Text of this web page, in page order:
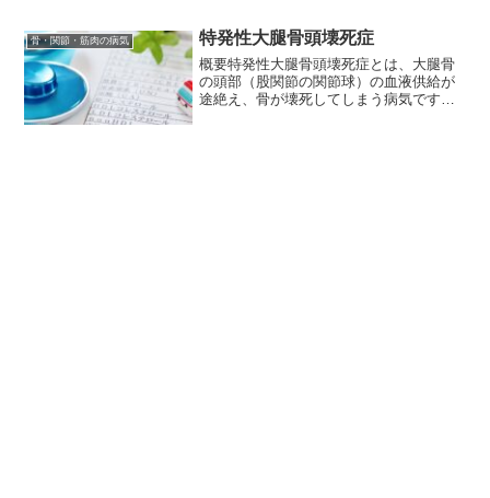
生活に大きな支障をきたすこともありま
す。この記事では、四十...
骨・関節・筋肉の病気 特発性大腿骨頭壊死症
概要特発性大腿骨頭壊死症とは、大腿骨
の頭部（股関節の関節球）の血液供給が
途絶え、骨が壊死してしまう病気です。